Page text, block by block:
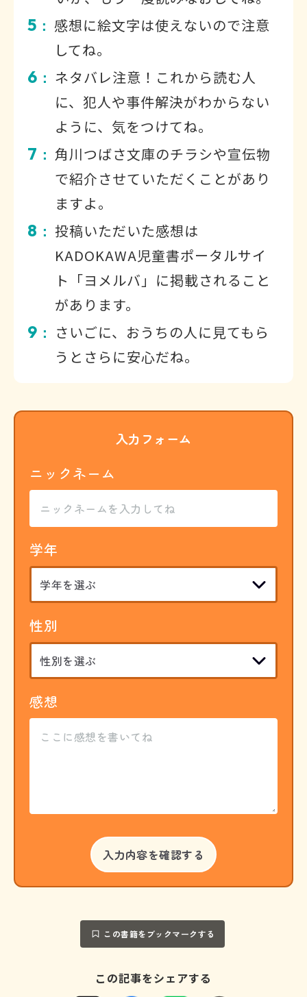
5 ： 感想に絵文字は使えないので注意
してね。
6 ： ネタバレ注意！これから読む人
に、犯人や事件解決がわからない
ように、気をつけてね。
7 ： 角川つばさ文庫のチラシや宣伝物
で紹介させていただくことがあり
ますよ。
8 ： 投稿いただいた感想は
KADOKAWA児童書ポータルサイ
ト「ヨメルバ」に掲載されること
があります。
9 ：
さいごに、おうちの人に見てもら
うとさらに安心だね。
入力フォーム
ニックネーム
学年
性別
感想
この書籍をブックマークする
この記事をシェアする